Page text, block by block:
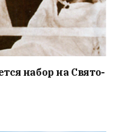
набор на Свято-